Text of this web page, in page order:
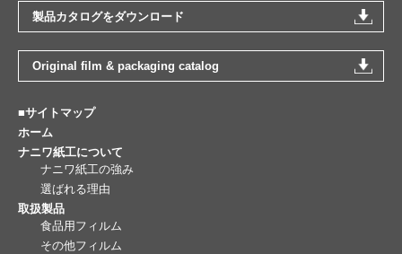
製品カタログをダウンロード
Original film & packaging catalog
■サイトマップ
ホーム
ナニワ紙工について
ナニワ紙工の強み
選ばれる理由
取扱製品
食品用フィルム
その他フィルム